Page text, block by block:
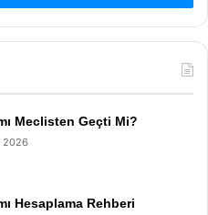
Meclisten Geçti Mi?
2026
Hesaplama Rehberi